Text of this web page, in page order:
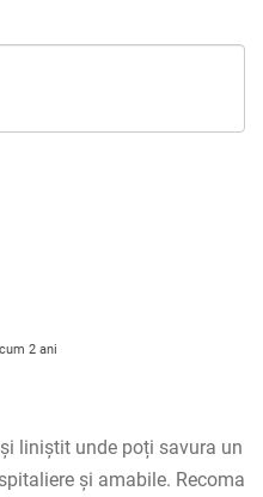
2 ani
liniștit unde poți savura un
și amabile. Recoma